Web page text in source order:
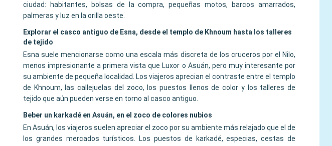
ciudad: habitantes, bolsas de la compra, pequeñas motos, barcos amarrados,
palmeras y luz en la orilla oeste.
Explorar el casco antiguo de Esna, desde el templo de Khnoum hasta los talleres
de tejido
Esna suele mencionarse como una escala más discreta de los cruceros por el Nilo,
menos impresionante a primera vista que Luxor o Asuán, pero muy interesante por
su ambiente de pequeña localidad. Los viajeros aprecian el contraste entre el templo
de Khnoum, las callejuelas del zoco, los puestos llenos de color y los talleres de
tejido que aún pueden verse en torno al casco antiguo.
Beber un karkadé en Asuán, en el zoco de colores nubios
En Asuán, los viajeros suelen apreciar el zoco por su ambiente más relajado que el de
los grandes mercados turísticos. Los puestos de karkadé, especias, cestas de